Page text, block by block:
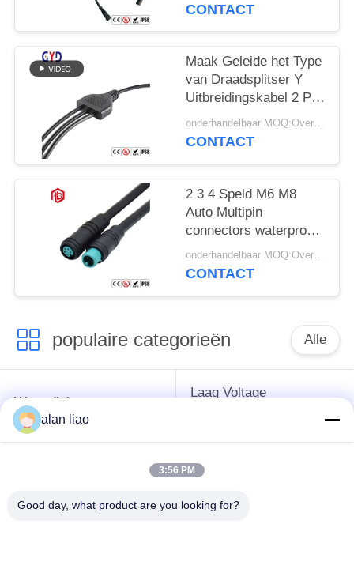
CONTACT
Maak Geleide het Type
van Draadsplitser Y
Uitbreidingskabel 2 Pin
Wire Connectors
waterdicht
onderhandelbaar MOQ:Overeen te komen
CONTACT
2 3 4 Speld M6 M8
Auto Multipin
connectors waterproof
IP66 IP65
onderhandelbaar MOQ:Overeen te komen
CONTACT
populaire categorieën Alle
Waterdichte
Cirkelschakelaar
Laag Voltage
alan liao
3:56 PM
Good day, what product are you looking for?